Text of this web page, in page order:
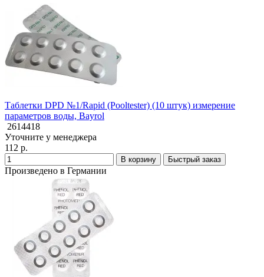
Таблетки DPD №1/Rapid (Pooltester) (10 штук) измерение
параметров воды, Bayrol
2614418
Уточните у менеджера
112 р.
В корзину Быстрый заказ
Произведено в Германии